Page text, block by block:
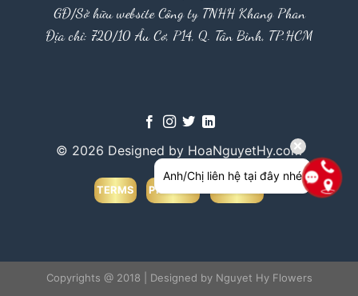
GĐ/Sở hữu website Công ty TNHH Khang Phan
Địa chỉ: 720/10 Âu Cơ, P14, Q. Tân Bình, TP.HCM
© 2026 Designed by HoaNguyetHy.com
TERMS PRIVACY
Copyrights @ 2018 | Designed by Nguyet Hy Flowers
Anh/Chị liên hệ tại đây nhé